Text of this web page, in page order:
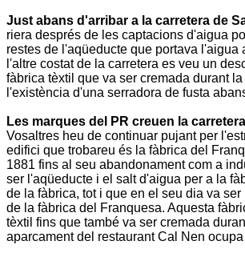
Just abans d'arribar a la carretera de
riera després de les captacions d'aigua
restes de l'aqüeducte que portava l'aigua
l'altre costat de la carretera es veu un
fàbrica tèxtil que va ser cremada durant
l'existència d'una serradora de fusta
Les marques del PR creuen la
Vosaltres heu de continuar pujant per
edifici que trobareu és la fàbrica del
1881 fins al seu abandonament com a
ser l'aqüeducte i el salt d'aigua per a la
de la fàbrica, tot i que en el seu dia va
de la fàbrica del Franquesa. Aquesta
tèxtil fins que també va ser cremada
aparcament del restaurantCal Nen